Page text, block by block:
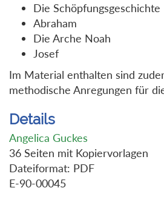
Die Schöpfungsgeschichte
Abraham
Die Arche Noah
Josef
Im Material enthalten sind
methodische Anregungen für
Details
Angelica Guckes
36 Seiten mit Kopiervorlagen
Dateiformat: PDF
E-90-00045